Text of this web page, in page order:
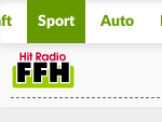
Sport Auto